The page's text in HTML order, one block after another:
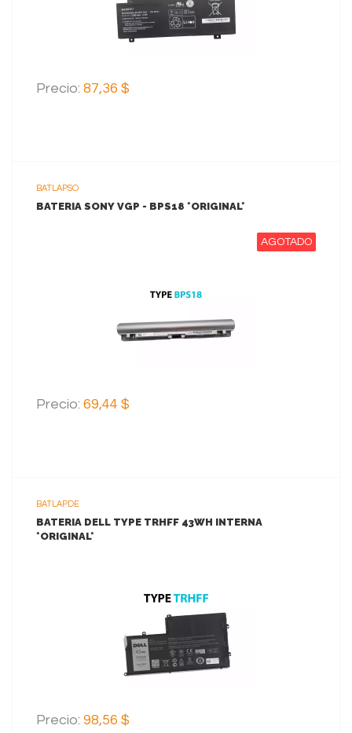
Precio: 87,36 $
BATLAPSO
BATERIA SONY VGP - BPS18 *ORIGINAL*
AGOTADO
Precio: 69,44 $
BATLAPDE
BATERIA DELL TYPE TRHFF 43WH INTERNA
*ORIGINAL*
AGREGAR AL CARRITO
Precio: 98,56 $